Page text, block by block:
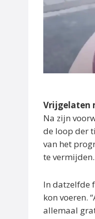
Vrijgelaten
Na zijn
de loop der
van het
te vermijden.
In datzelfde
kon voeren.
allemaal